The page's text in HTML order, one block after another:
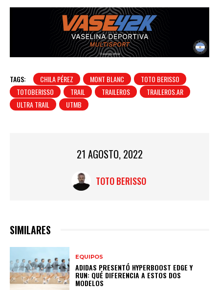
TAGS: CHILA PÉREZ MONT BLANC
TOTO BERISSO
TOTOBERISSO
TRAIL TRAILEROS
TRAILEROS.AR
ULTRA TRAIL
UTMB
21 AGOSTO, 2022
TOTO BERISSO
SIMILARES
EQUIPOS
ADIDAS PRESENTÓ HYPERBOOST EDGE Y
RUN: QUÉ DIFERENCIA A ESTOS DOS
MODELOS